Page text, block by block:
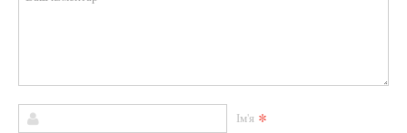
Ім'я *